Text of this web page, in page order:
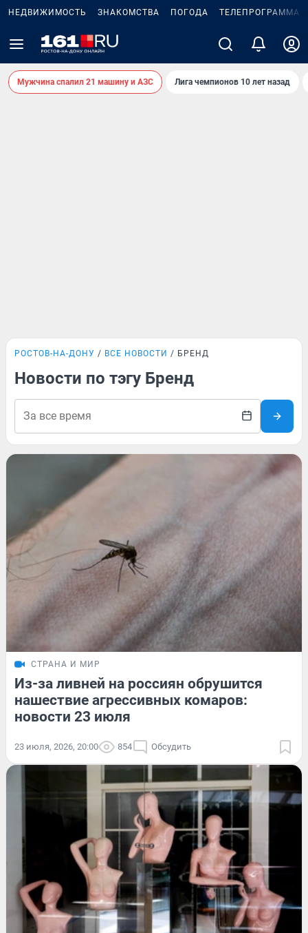
НЕДВИЖИМОСТЬ ЗНАКОМСТВА ПОГОДА ТЕЛЕПРОГРАММА
Мужчина спалил 21 машину и АЗС Лига чемпионов 10 лет назад
РОСТОВ-НА-ДОНУ ВСЕ НОВОСТИ БРЕНД
Новости по тэгу Бренд
СТРАНА И МИР
Из-за ливней на россиян обрушится
нашествие агрессивных комаров:
новости 23 июля
23 июля, 2026, 20:00 854 Обсудить